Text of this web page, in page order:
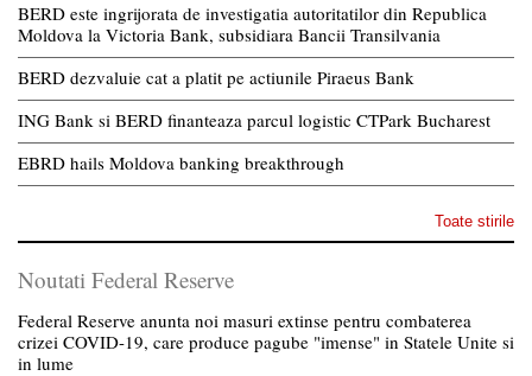
BERD este ingrijorata de investigatia autoritatilor din Republica
Moldova la Victoria Bank, subsidiara Bancii Transilvania
BERD dezvaluie cat a platit pe actiunile Piraeus Bank
ING Bank si BERD finanteaza parcul logistic CTPark Bucharest
EBRD hails Moldova banking breakthrough
Toate stirile
Noutati Federal Reserve
Federal Reserve anunta noi masuri extinse pentru combaterea
crizei COVID-19, care produce pagube "imense" in Statele Unite si
in lume